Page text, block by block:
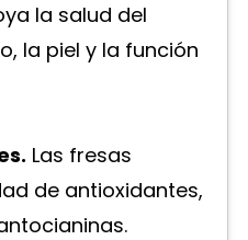
la salud del
la piel y la función
Las fresas
de antioxidantes,